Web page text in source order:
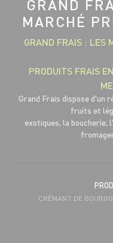
GRAND
MARCHÉ
GRAND FRAIS : LES
PRODUITS FRAIS
Grand Frais dispose d'un
fruits et
exotiques, la boucherie,
CRÉMANT DE